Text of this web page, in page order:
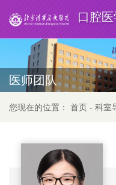
口腔
医师团队
您现在的位置： 首页 - 科室